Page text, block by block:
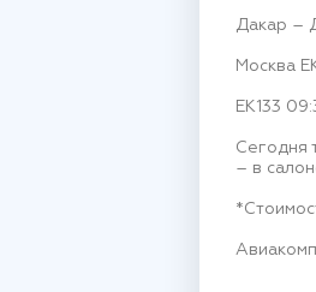
Дакар –
Москва
EK133
Сегодня
– в